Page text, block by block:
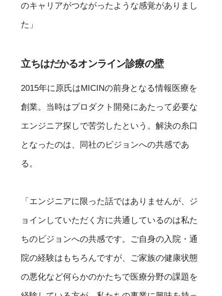
のキャリアがつながったような感覚がありまし
た」
立ちはだかるオンライン診療の壁
2015年に原氏はMICINの前身となる情報医療を
創業。当時はプロダクト開発にあたって必要な
エンジニア探しで苦労したという。解決の糸口
となったのは、同社のビジョンへの共感であ
る。
「エンジニアに限った話ではありませんが、ジ
ョインしていただく方に共通しているのは私た
ちのビジョンへの共感です。ご自身の入院・通
院の経験はもちろんですが、ご家族の健康状態
の悪化など何らかのかたちで医療分野の課題を